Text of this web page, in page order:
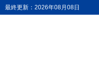
最終更新：2026年08月08日